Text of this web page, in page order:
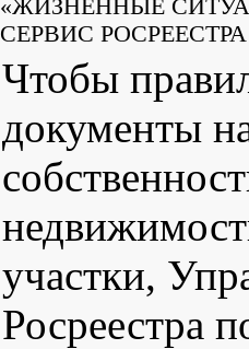
«ЖИЗНЕННЫЕ
СЕРВИС РОСРЕЕСТРА
Чтобы
документы
участки,
Росреестра